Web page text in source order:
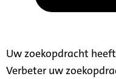
Uw zoekopdracht
Verbeter uw